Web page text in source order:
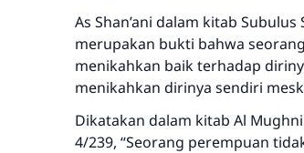
As Shan’ani dalam kitab
merupakan bukti bahwa
menikahkan baik terhadap
menikahkan dirinya sendiri
Dikatakan dalam kitab Al
4/239, “Seorang perempuan